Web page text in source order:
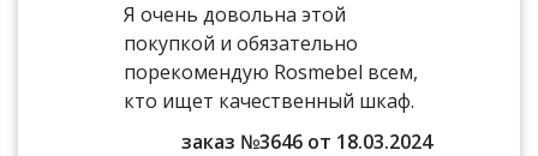
Я очень довольна этой
покупкой и обязательно
порекомендую Rosmebel всем,
кто ищет качественный шкаф.
заказ №3646 от 18.03.2024